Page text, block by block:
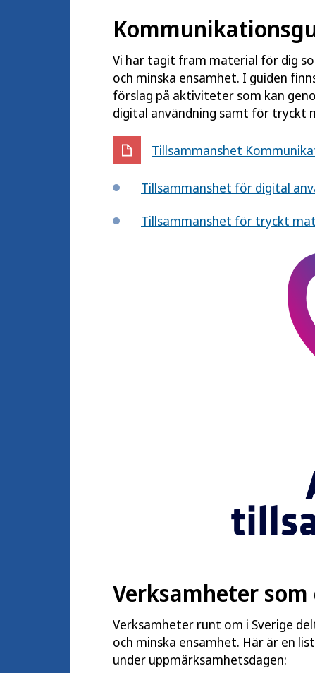
Vi har tagit fram material för dig
och minska ensamhet. I guiden
förslag på aktiviteter som kan
digital användning samt för tryckt
Tillsammanshet
Tillsammanshet för digital
Tillsammanshet för tryckt
Verksamheter
Verksamheter runt om i Sverige
och minska ensamhet. Här är en
under uppmärksamhetsdagen: